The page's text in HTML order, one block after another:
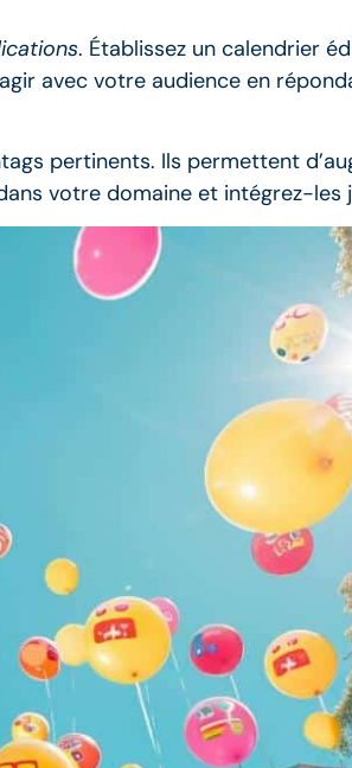
. Établissez un calendrier
avec votre audience en
pertinents. Ils permettent
votre domaine et intégrez-les